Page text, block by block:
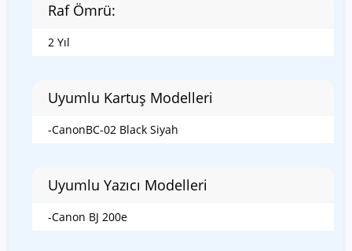
Raf Ömrü:
2 Yıl
Uyumlu Kartuş Modelleri
-CanonBC-02 Black Siyah
Uyumlu Yazıcı Modelleri
-Canon BJ 200e